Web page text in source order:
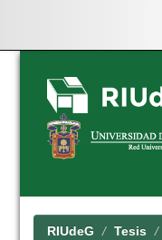
Skip
navigation
RIUdeG Tesis